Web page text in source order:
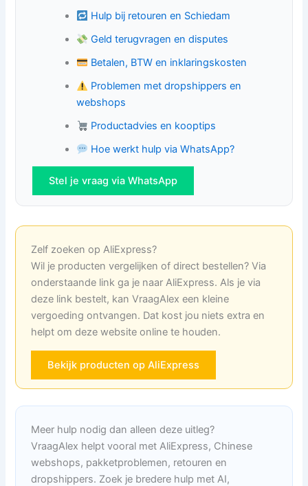
Hulp bij retouren en Schiedam
Geld terugvragen en disputes
Betalen, BTW en inklaringskosten
Problemen met dropshippers en
webshops
Productadvies en kooptips
Hoe werkt hulp via WhatsApp?
Stel je vraag via WhatsApp
Zelf zoeken op AliExpress?
Wil je producten vergelijken of direct bestellen? Via
onderstaande link ga je naar AliExpress. Als je via
deze link bestelt, kan VraagAlex een kleine
vergoeding ontvangen. Dat kost jou niets extra en
helpt om deze website online te houden.
Bekijk producten op AliExpress
Meer hulp nodig dan alleen deze uitleg?
VraagAlex helpt vooral met AliExpress, Chinese
webshops, pakketproblemen, retouren en
dropshippers. Zoek je bredere hulp met AI,